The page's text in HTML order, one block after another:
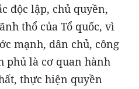
độc lập, chủ quyền,
thổ của Tổ quốc, vì
mạnh, dân chủ, công
phủ là cơ quan hành
thực hiện quyền